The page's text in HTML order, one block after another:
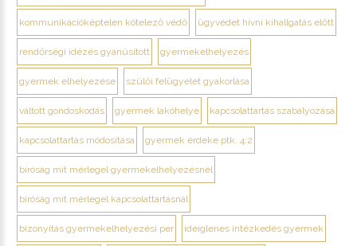
kommunikációképtelen kötelező védő ügyvédet hívni kihallgatás előtt
rendőrségi idézés gyanúsított gyermekelhelyezés
gyermek elhelyezése szülői felügyelet gyakorlása
váltott gondoskodás gyermek lakóhelye kapcsolattartás szabályozása
kapcsolattartás módosítása gyermek érdeke ptk. 4:2
bíróság mit mérlegel gyermekelhelyezésnél
bíróság mit mérlegel kapcsolattartásnál
bizonyítás gyermekelhelyezési per ideiglenes intézkedés gyermek